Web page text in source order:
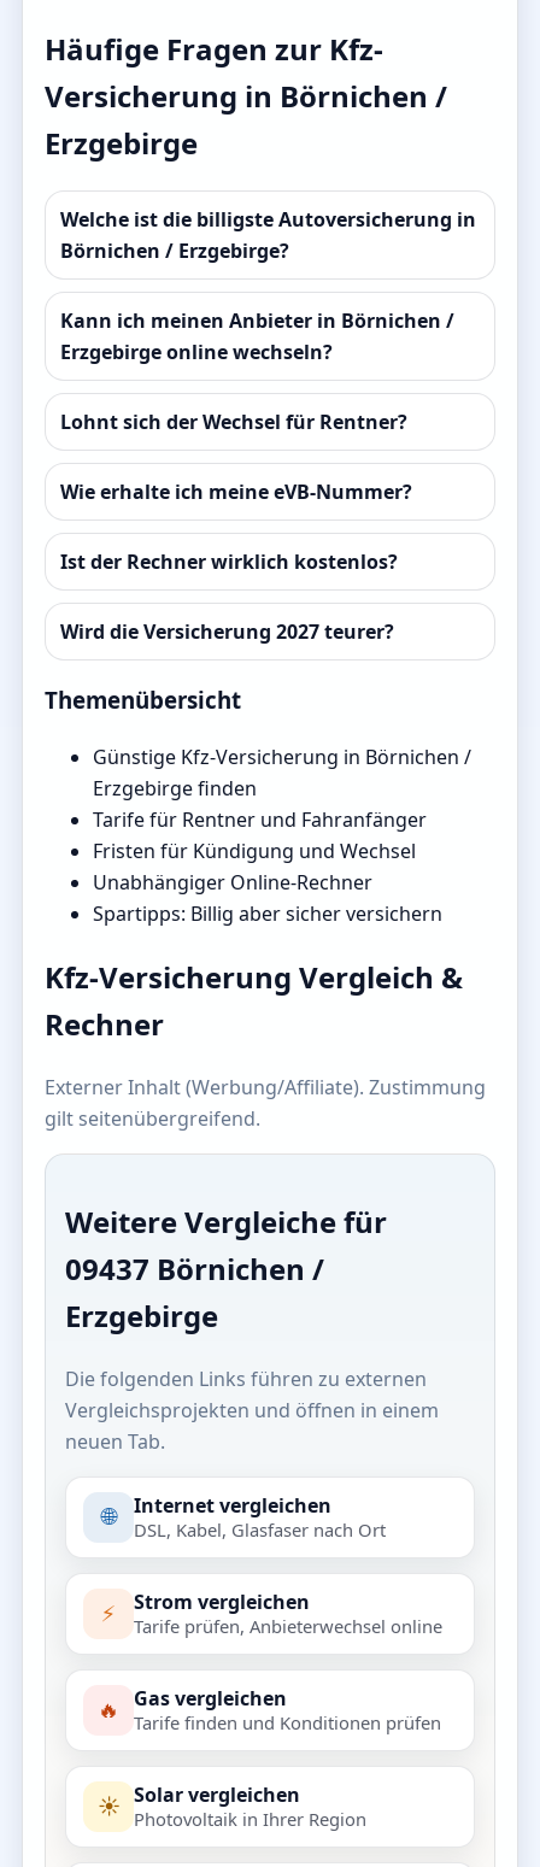
Häufige Fragen zur Kfz-
Versicherung in Börnichen /
Erzgebirge
Welche ist die billigste Autoversicherung in
Börnichen / Erzgebirge?
Kann ich meinen Anbieter in Börnichen /
Erzgebirge online wechseln?
Lohnt sich der Wechsel für Rentner?
Wie erhalte ich meine eVB-Nummer?
Ist der Rechner wirklich kostenlos?
Wird die Versicherung 2027 teurer?
Themenübersicht
Günstige Kfz-Versicherung in Börnichen /
Erzgebirge finden
Tarife für Rentner und Fahranfänger
Fristen für Kündigung und Wechsel
Unabhängiger Online-Rechner
Spartipps: Billig aber sicher versichern
Kfz-Versicherung Vergleich &
Rechner
Externer Inhalt (Werbung/Affiliate). Zustimmung
gilt seitenübergreifend.
Weitere Vergleiche für
09437 Börnichen /
Erzgebirge
Die folgenden Links führen zu externen
Vergleichsprojekten und öffnen in einem
neuen Tab.
🌐 Internet vergleichen
DSL, Kabel, Glasfaser nach Ort
⚡ Strom vergleichen
Tarife prüfen, Anbieterwechsel online
🔥 Gas vergleichen
Tarife finden und Konditionen prüfen
☀️ Solar vergleichen
Photovoltaik in Ihrer Region